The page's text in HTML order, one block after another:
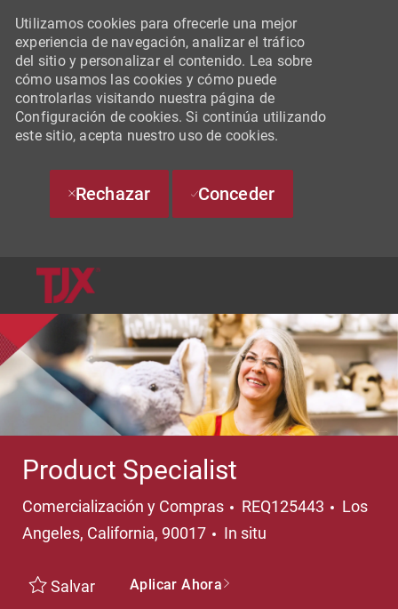
Utilizamos cookies para ofrecerle una mejor
experiencia de navegación, analizar el tráfico
del sitio y personalizar el contenido. Lea sobre
cómo usamos las cookies y cómo puede
controlarlas visitando nuestra página de
Configuración de cookies. Si continúa utilizando
este sitio, acepta nuestro uso de cookies.
Rechazar Conceder
Product Specialist
Categoría
Comercialización y Compras REQ125443
Los
Angeles, California, 90017
In situ
Salvar Aplicar Ahora